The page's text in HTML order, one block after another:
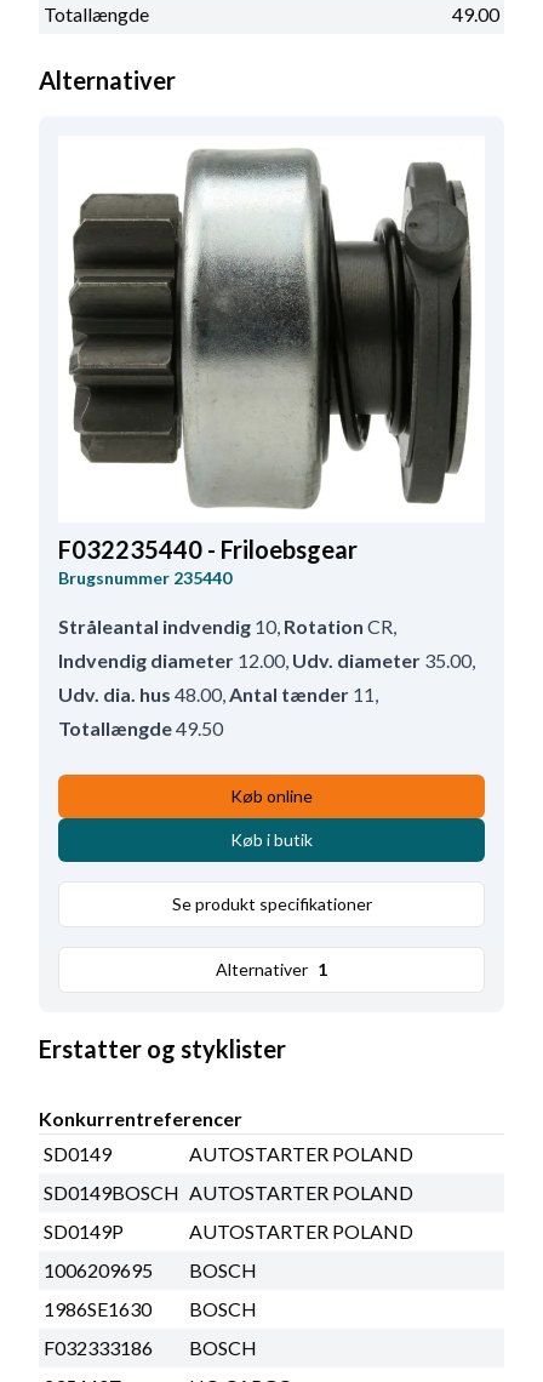
Totallængde
49.00
Alternativer
F032235440 - Friloebsgear
Brugsnummer 235440
Stråleantal indvendig 10, Rotation CR,
Indvendig diameter 12.00, Udv. diameter 35.00,
Udv. dia. hus 48.00,Antal tænder 11,
Totallængde49.50
Køb online
Køb i butik
Se produkt specifikationer
Alternativer 1
Erstatter og styklister
Konkurrentreferencer
SD0149
AUTOSTARTER POLAND
SD0149BOSCH AUTOSTARTER POLAND
SD0149P
AUTOSTARTER POLAND
1006209695
BOSCH
1986SE1630
BOSCH
F032333186
BOSCH